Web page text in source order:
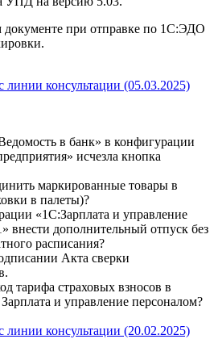
документе при отправке по 1С:ЭДО
линии консультации (05.03.2025)
в банк» в конфигурации
исчезла кнопка
маркированные товары в
в палеты)?
«1С:Зарплата и управление
внести дополнительный отпуск без
расписания?
Акта сверки
тарифа страховых взносов в
и управление персоналом?
линии консультации (20.02.2025)